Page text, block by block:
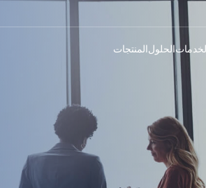
المنتجات الحلولالخدمات